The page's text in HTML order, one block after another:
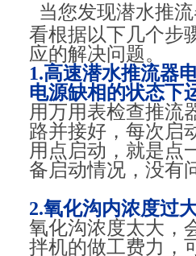
当您发现潜水推
看根据以下几个步
应的解决问题。
1.高速潜水推流器
电源缺相的状态下
用万用表检查推流
路并接好，每次启
用点启动，就是点
备启动情况，没有
2.氧化沟内浓度过大
氧化沟浓度太大，
拌机的做工费力，